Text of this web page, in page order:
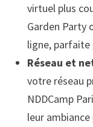
virtuel plus
Garden Party
ligne, parfaite
Réseau et
votre réseau
NDDCamp
leur